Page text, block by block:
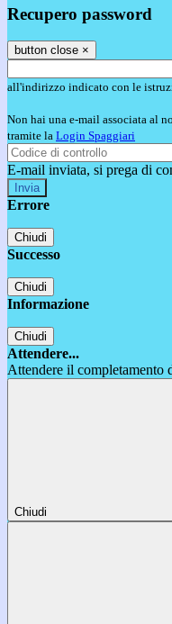
Recupero password
button close ×
all'indirizzo indicato con le
Non hai una e-mail associata al
tramite la Login Spaggiari
E-mail inviata, si prega di
Errore
Chiudi
Successo
Chiudi
Informazione
Chiudi
Attendere...
Attendere il completamento
Chiudi